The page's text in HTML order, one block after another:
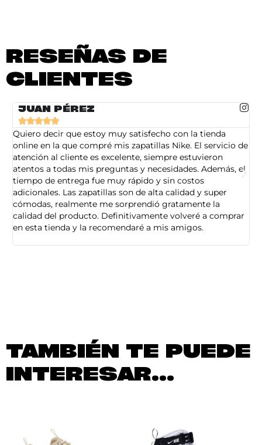
RESEÑAS DE
CLIENTES
JUAN PÉREZ

Quiero decir que estoy muy satisfecho con la tienda
online en la que compré mis zapatillas Nike. El servicio de
atención al cliente es excelente, siempre estuvieron
atentos a todas mis preguntas y necesidades. Además, el
tiempo de entrega fue muy rápido y sin costos
adicionales. Las zapatillas son de alta calidad y super
cómodas, realmente me sorprendió gratamente la
calidad del producto. Definitivamente volveré a comprar
en esta tienda y la recomendaré a mis amigos.
TAMBIÉN TE PUEDE
INTERESAR...